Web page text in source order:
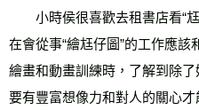
小時侯很喜歡去租書店看“尪
在會從事“繪尪仔圖”的工作應
繪畫和動畫訓練時，了解到除
要有豐富想像力和對人的關心